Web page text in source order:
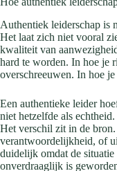
Authentiek leiderschap is
Het laat zich niet vooral
kwaliteit van
hard te worden. In hoe je
overschreeuwen. In hoe
Een authentieke leider
niet hetzelfde als
Het verschil zit in de
verantwoordelijkheid, of
duidelijk omdat de
onverdraaglijk is